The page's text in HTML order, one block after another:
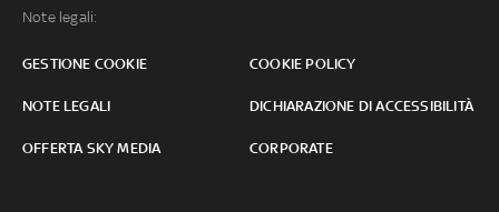
Note legali:
GESTIONE COOKIE COOKIE POLICY
NOTE LEGALI DICHIARAZIONE DI ACCESSIBILITÀ
OFFERTA SKY MEDIA CORPORATE